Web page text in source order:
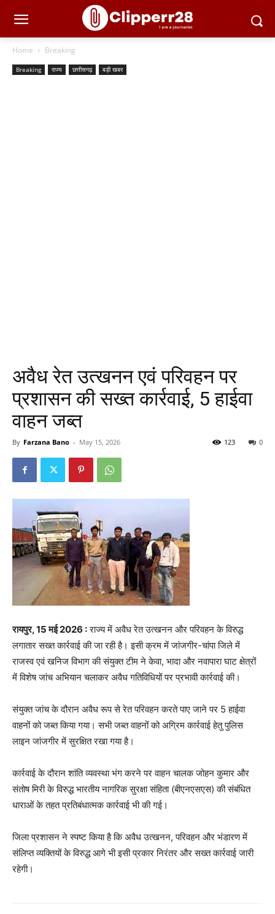
Home Breaking
Breaking राज्य छत्तीसगढ़ बड़ी खबर
अवैध रेत उत्खनन एवं परिवहन पर
प्रशासन की सख्त कार्रवाई, 5 हाईवा
वाहन जब्त
By Farzana Bano - May 15, 2026 0
123
रायपुर, 15 मई 2026 :राज्य में अवैध रेत उत्खनन और परिवहन के विरुद्ध
लगातार सख्त कार्रवाई की जा रही है। इसी क्रम में जांजगीर-चांपा जिले में
राजस्व एवं खनिज विभाग की संयुक्त टीम ने केवा, भादा और नवापारा घाट क्षेत्रों
में विशेष जांच अभियान चलाकर अवैध गतिविधियों पर प्रभावी कार्रवाई की।
संयुक्त जांच के दौरान अवैध रूप से रेत परिवहन करते पाए जाने पर 5 हाईवा
वाहनों को जब्त किया गया। सभी जब्त वाहनों को अग्रिम कार्रवाई हेतु पुलिस
लाइन जांजगीर में सुरक्षित रखा गया है।
कार्रवाई के दौरान शांति व्यवस्था भंग करने पर वाहन चालक जोहन कुमार और
संतोष मिरी के विरुद्ध भारतीय नागरिक सुरक्षा संहिता (बीएनएसएस) की संबंधित
धाराओं के तहत प्रतिबंधात्मक कार्रवाई भी की गई।
जिला प्रशासन ने स्पष्ट किया है कि अवैध उत्खनन, परिवहन और भंडारण में
संलिप्त व्यक्तियों के विरुद्ध आगे भी इसी प्रकार निरंतर और सख्त कार्रवाई जारी
रहेगी।